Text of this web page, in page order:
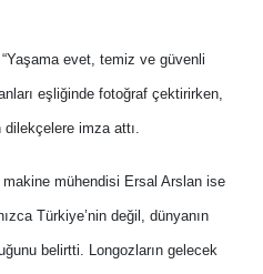
“Yaşama evet, temiz ve güvenli
eşliğinde fotoğraf çektirirken,
imza attı.
mühendisi Ersal Arslan ise
Türkiye’nin değil, dünyanın
belirtti. Longozların gelecek